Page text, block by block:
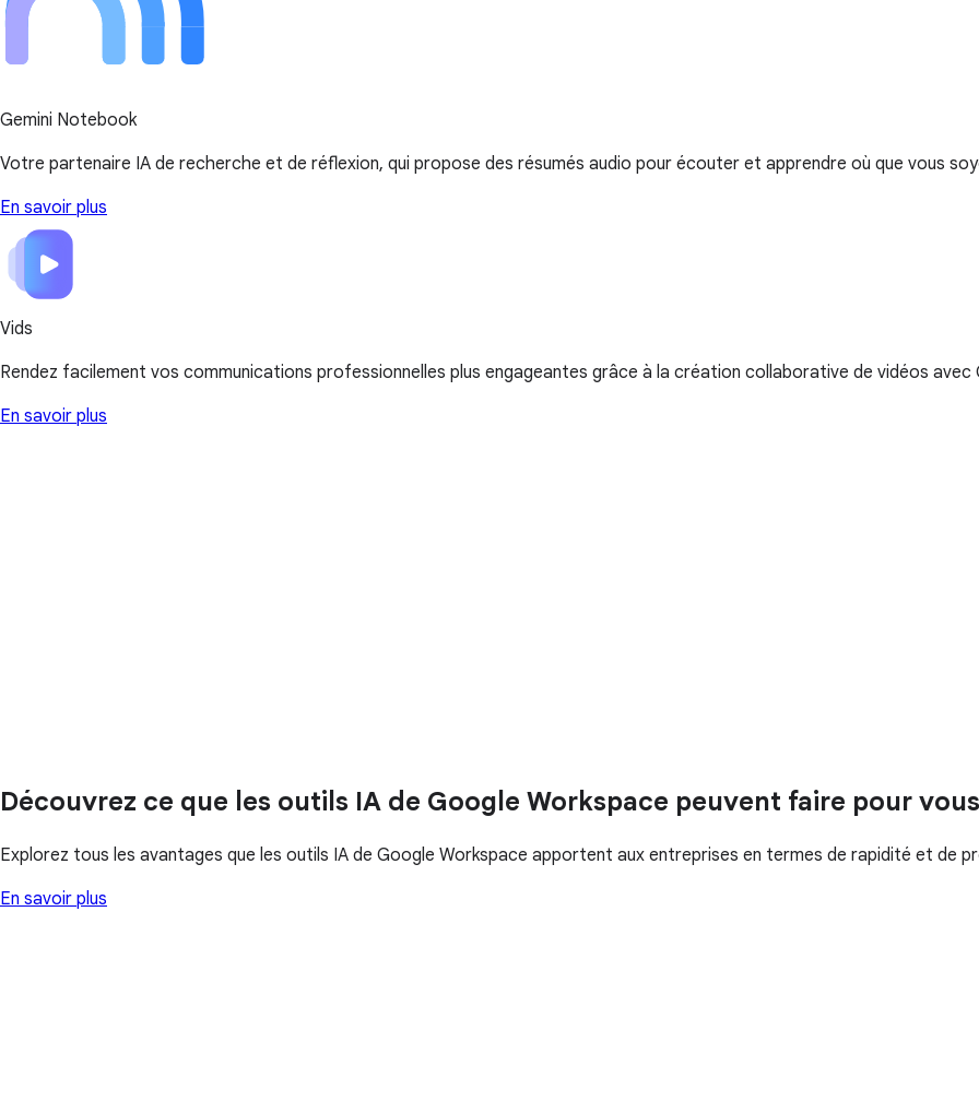
Gemini Notebook
Votre partenaire IA de recherche et de réflexion, qui propose des résumés audio pour écouter et apprendre où que vous
En savoir plus
Vids
Rendez facilement vos communications professionnelles plus engageantes grâce à la création collaborative de vidéos avec
En savoir plus
Découvrez ce que les outils IA de Google Workspace peuvent faire pour vous
Explorez tous les avantages que les outils IA de Google Workspace apportent aux entreprises en termes de rapidité et de
En savoir plus